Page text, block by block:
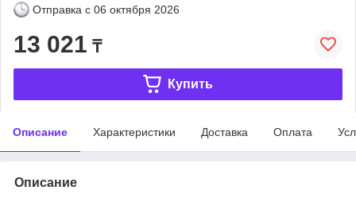
Отправка с 06 октября 2026
13 021 ₸
Купить
Описание Характеристики Доставка Оплата
Описание